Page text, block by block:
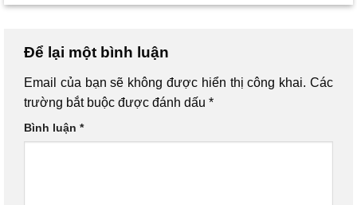
Để lại một bình luận
Email của bạn sẽ không được hiển thị công khai. Các
trường bắt buộc được đánh dấu *
Bình luận *